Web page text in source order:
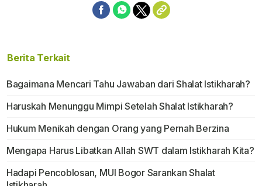
Berita Terkait
Bagaimana Mencari Tahu Jawaban dari Shalat Istikharah?
Haruskah Menunggu Mimpi Setelah Shalat Istikharah?
Hukum Menikah dengan Orang yang Pernah Berzina
Mengapa Harus Libatkan Allah SWT dalam Istikharah Kita?
Hadapi Pencoblosan, MUI Bogor Sarankan Shalat